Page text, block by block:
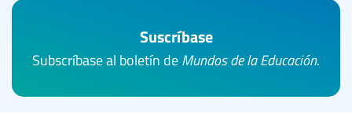
Suscríbase
Subscríbase al boletín de Mundos de la Educación.